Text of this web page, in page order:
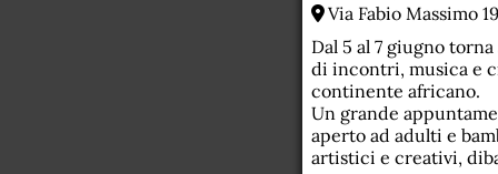
Via Fabio Massimo
Dal 5 al 7 giugno
di incontri, musica e
continente africano.
Un grande
aperto ad adulti e
artistici e creativi,